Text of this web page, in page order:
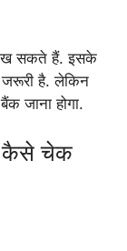
सकते हैं. इसके
है. लेकिन
जाना होगा.
कैसे चेक